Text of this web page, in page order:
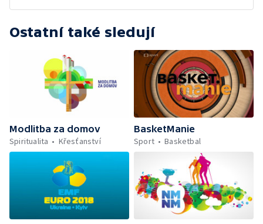
Ostatní také sledují
Modlitba za domov
Spiritualita
Křesťanství
BasketManie
Sport
Basketbal